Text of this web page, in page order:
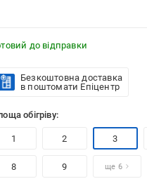
до відправки
Безкоштовна доставка
в поштомати Епіцентр
обігріву:
1 2 3
8 9 ще 6